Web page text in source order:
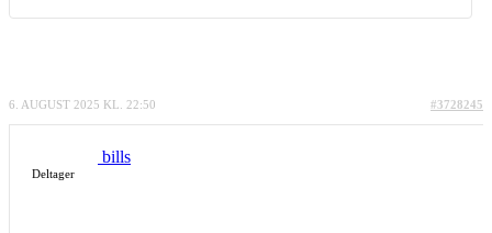
6. AUGUST 2025 KL. 22:50 #3728245
bills
Deltager